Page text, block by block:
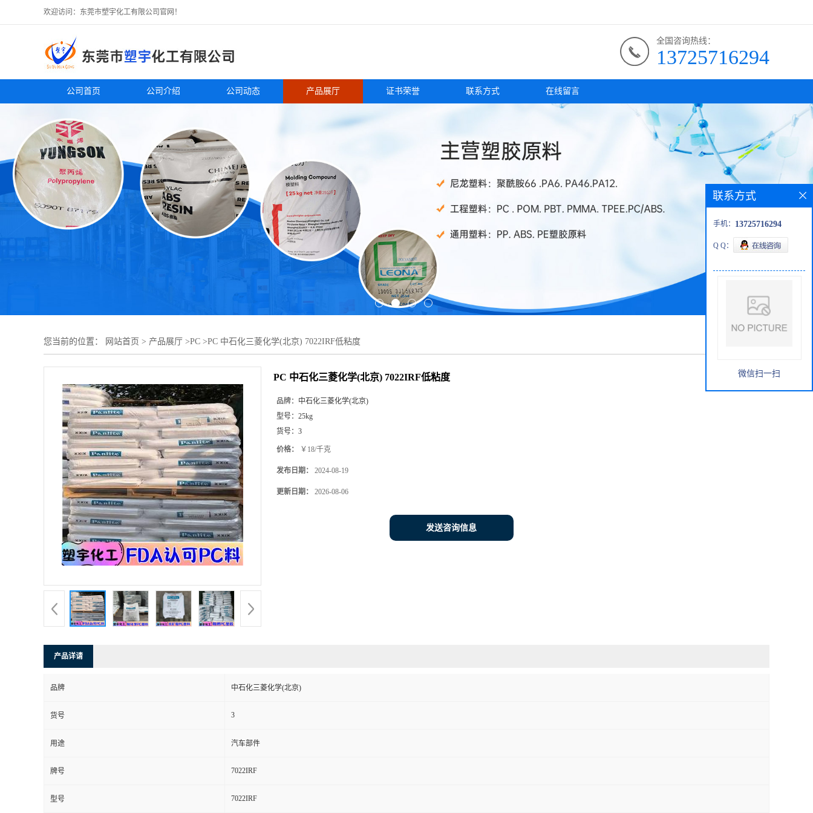
欢迎访问：东莞市塑宇化工有限公司官网！
全国咨询热线：
13725716294
公司首页 公司介绍 公司动态 产品展厅 证书荣誉 联系方式 在线留言
您当前的位置： 网站首页 > 产品展厅 >PC >PC 中石化三菱化学(北京) 7022IRF低粘度
PC 中石化三菱化学(北京) 7022IRF低粘度
品牌： 中石化三菱化学(北京)
型号： 25kg
货号： 3
价格： ￥18/千克
发布日期： 2024-08-19
更新日期： 2026-08-06
发送咨询信息
产品详请
品牌 中石化三菱化学(北京)
货号 3
用途 汽车部件
牌号 7022IRF
型号 7022IRF
联系方式
手机： 13725716294
Q Q：
微信扫一扫